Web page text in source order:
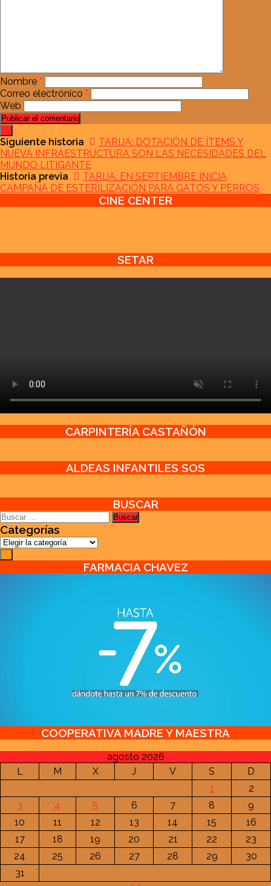
Nombre *
Correo electrónico *
Web
Siguiente historia
TARIJA: DOTACIÓN DE ÍTEMS Y
NUEVA INFRAESTRUCTURA SON LAS NECESIDADES DEL
MUNDO LITIGANTE
Historia previa
TARIJA: EN SEPTIEMBRE INICIA
CAMPAÑA DE ESTERILIZACIÓN PARA GATOS Y PERROS
CINE CENTER
SETAR
CARPINTERÍA CASTAÑÓN
ALDEAS INFANTILES SOS
BUSCAR
Buscar:
Categorías
Categorías
FARMACIA CHAVEZ
COOPERATIVA MADRE Y MAESTRA
agosto 2026
L
M X J V S
D
1
2
3
4 5 6 7 8
9
10
11 12 13 14 15
16
17
18 19 20 21 22
23
24
25 26 27 28 29
30
31